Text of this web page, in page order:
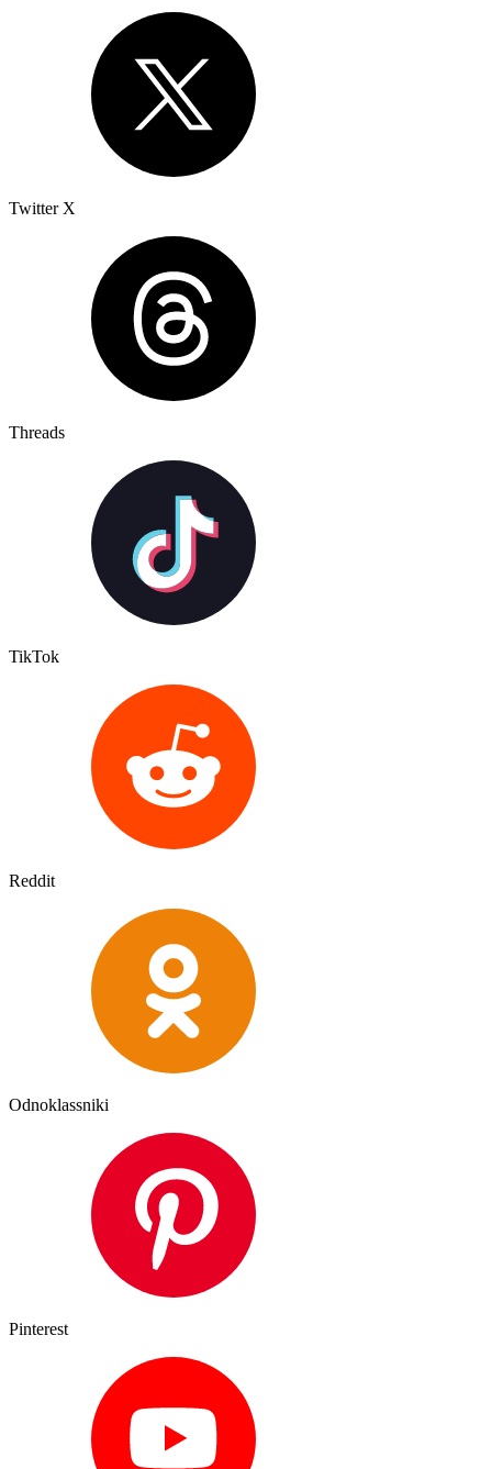
Twitter X
Threads
TikTok
Reddit
Odnoklassniki
Pinterest